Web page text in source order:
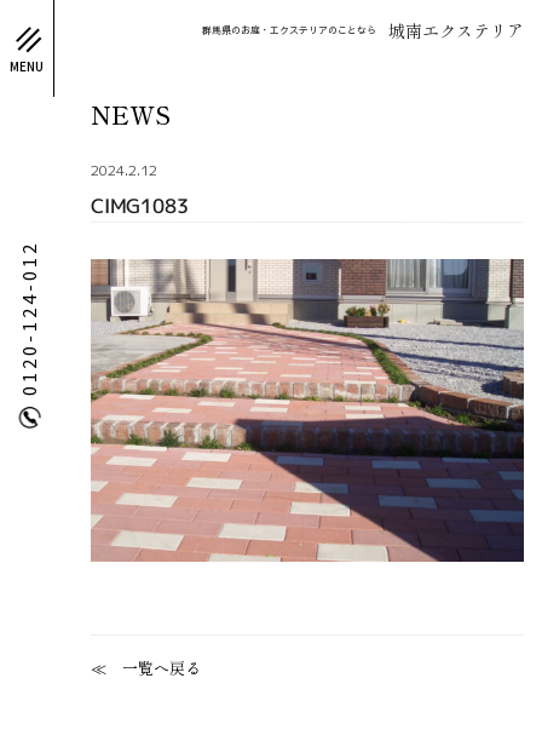
群馬県のお庭・エクステリアのことなら 城南エクステリア
MENU
0120-124-012
NEWS
2024.2.12
CIMG1083
一覧へ戻る